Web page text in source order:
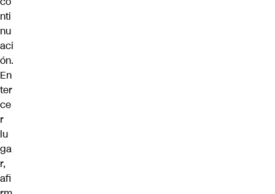
nti
nu
aci
ón.
En
ter
ce
r
lu
ga
r,
afi